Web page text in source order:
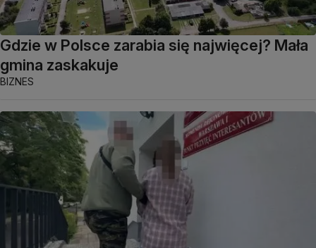
Gdzie w Polsce zarabia się najwięcej? Mała
gmina zaskakuje
BIZNES